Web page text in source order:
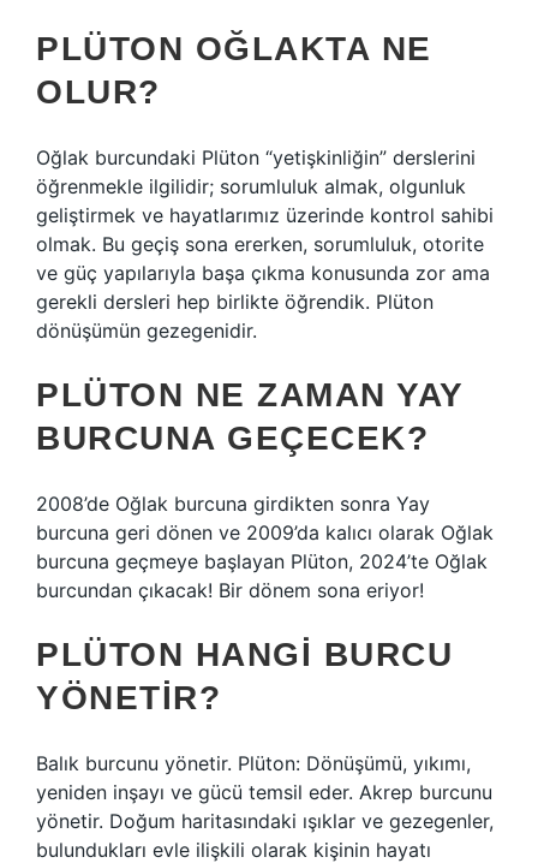
PLÜTON OĞLAKTA NE
OLUR?
Oğlak burcundaki Plüton “yetişkinliğin” derslerini
öğrenmekle ilgilidir; sorumluluk almak, olgunluk
geliştirmek ve hayatlarımız üzerinde kontrol sahibi
olmak. Bu geçiş sona ererken, sorumluluk, otorite
ve güç yapılarıyla başa çıkma konusunda zor ama
gerekli dersleri hep birlikte öğrendik. Plüton
dönüşümün gezegenidir.
PLÜTON NE ZAMAN YAY
BURCUNA GEÇECEK?
2008’de Oğlak burcuna girdikten sonra Yay
burcuna geri dönen ve 2009’da kalıcı olarak Oğlak
burcuna geçmeye başlayan Plüton, 2024’te Oğlak
burcundan çıkacak! Bir dönem sona eriyor!
PLÜTON HANGI BURCU
YÖNETIR?
Balık burcunu yönetir. Plüton: Dönüşümü, yıkımı,
yeniden inşayı ve gücü temsil eder. Akrep burcunu
yönetir. Doğum haritasındaki ışıklar ve gezegenler,
bulundukları evle ilişkili olarak kişinin hayatı